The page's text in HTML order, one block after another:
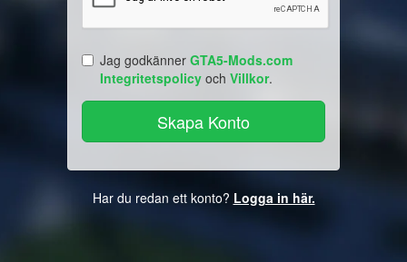
Jag godkänner GTA5-Mods.com
Integritetspolicy och Villkor.
Har du redan ett konto? Logga in här.